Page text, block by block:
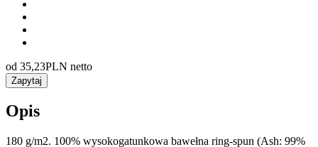
od 35,23PLN netto
Zapytaj
Opis
180 g/m2. 100% wysokogatunkowa bawełna ring-spun (Ash: 99%